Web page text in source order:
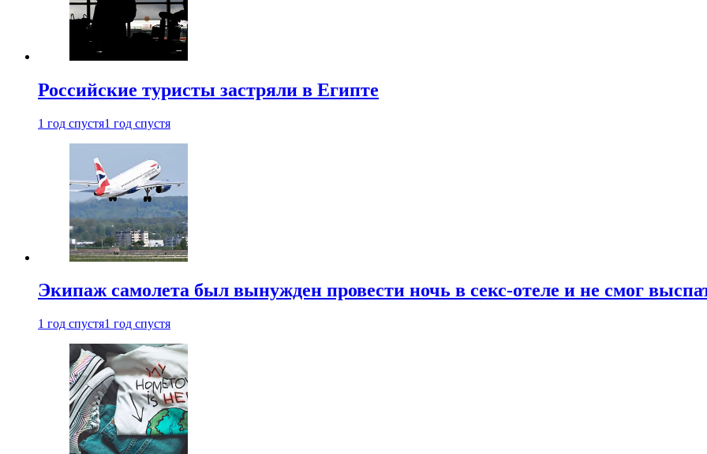
Российские туристы застряли в Египте
1 год спустя1 год спустя
Экипаж самолета был вынужден провести ночь в секс-отеле и не смог
1 год спустя1 год спустя